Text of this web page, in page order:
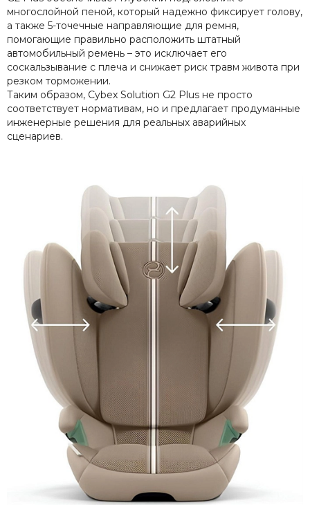
многослойной пеной, который надежно фиксирует голову,
а также 5-точечные направляющие для ремня,
помогающие правильно расположить штатный
автомобильный ремень – это исключает его
соскальзывание с плеча и снижает риск травм живота при
резком торможении.
Таким образом, Cybex Solution G2 Plus не просто
соответствует нормативам, но и предлагает продуманные
инженерные решения для реальных аварийных
сценариев.